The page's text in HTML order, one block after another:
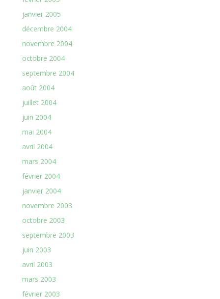
janvier 2005
décembre 2004
novembre 2004
octobre 2004
septembre 2004
août 2004
juillet 2004
juin 2004
mai 2004
avril 2004
mars 2004
février 2004
janvier 2004
novembre 2003
octobre 2003
septembre 2003
juin 2003
avril 2003
mars 2003
février 2003